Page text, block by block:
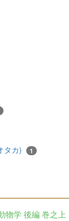
タカ) 1
物学 後編 巻之上